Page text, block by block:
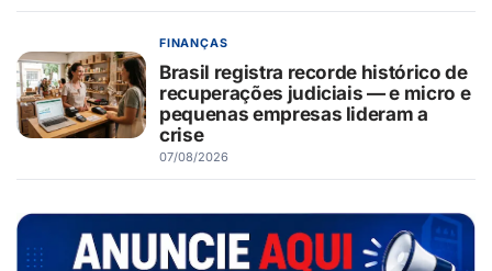
FINANÇAS
Brasil registra recorde histórico de
recuperações judiciais — e micro e
pequenas empresas lideram a
crise
07/08/2026